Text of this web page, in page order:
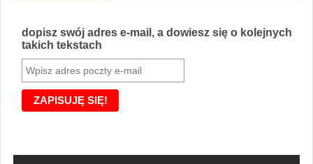
dopisz swój adres e-mail, a dowiesz się o kolejnych
takich tekstach